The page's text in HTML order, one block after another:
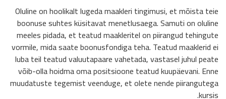
Oluline on hoolikalt lugeda maakleri tingimusi, et mõista teie
boonuse suhtes küsitavat menetlusaega. Samuti on oluline
meeles pidada, et teatud maakleritel on piirangud tehingute
vormile, mida saate boonusfondiga teha. Teatud maaklerid ei
luba teil teatud valuutapaare vahetada, vastasel juhul peate
võib-olla hoidma oma positsioone teatud kuupäevani. Enne
muudatuste tegemist veenduge, et olete nende piirangutega
kursis.